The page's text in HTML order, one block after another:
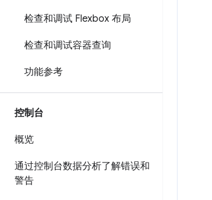
检查和调试 Flexbox 布局
检查和调试容器查询
功能参考
控制台
概览
通过控制台数据分析了解错误和
警告